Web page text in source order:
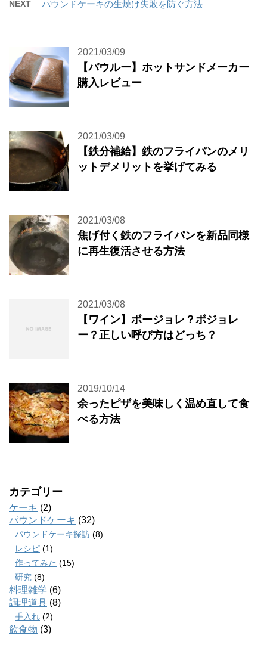
NEXT パウンドケーキの生焼け失敗を防ぐ方法
2021/03/09
【バウルー】ホットサンドメーカー
購入レビュー
2021/03/09
【鉄分補給】鉄のフライパンのメリ
ットデメリットを挙げてみる
2021/03/08
焦げ付く鉄のフライパンを新品同様
に再生復活させる方法
2021/03/08
【ワイン】ボージョレ？ボジョレ
ー？正しい呼び方はどっち？
2019/10/14
余ったピザを美味しく温め直して食
べる方法
カテゴリー
ケーキ (2)
パウンドケーキ (32)
パウンドケーキ探訪 (8)
レシピ (1)
作ってみた (15)
研究 (8)
料理雑学 (6)
調理道具 (8)
手入れ (2)
飲食物 (3)